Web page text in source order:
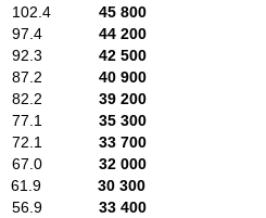
102.4 45 800
97.4 44 200
92.3 42 500
87.2 40 900
82.2 39 200
77.1 35 300
72.1 33 700
67.0 32 000
61.9 30 300
56.9 33 400